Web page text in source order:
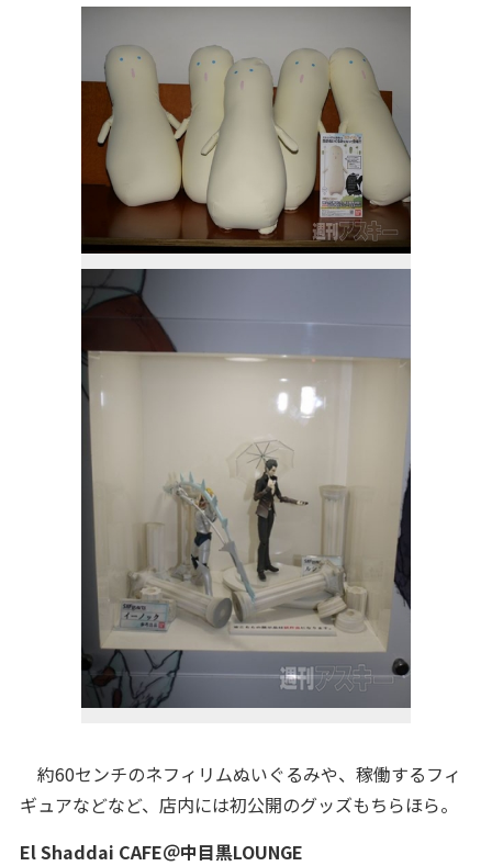
約60センチのネフィリムぬいぐるみや、稼働するフィ
ギュアなどなど、店内には初公開のグッズもちらほら。
El Shaddai CAFE＠中目黒LOUNGE